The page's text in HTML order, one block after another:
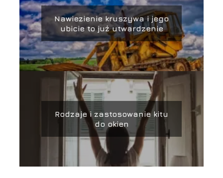
Nawiezienie kruszywa i jego
ubicie to już utwardzenie
Rodzaje i zastosowanie kitu
do okien